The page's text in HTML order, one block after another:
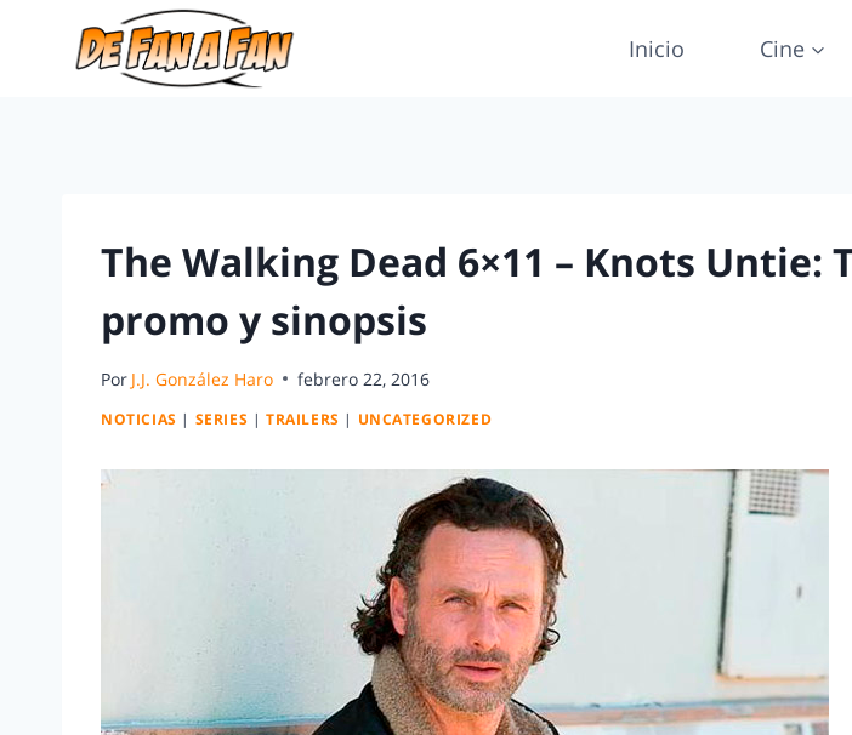
Inicio Cine
The Walking Dead 6×11 – Knots Untie:
promo y sinopsis
Por J.J. González Haro febrero 22, 2016
NOTICIAS | SERIES | TRAILERS | UNCATEGORIZED